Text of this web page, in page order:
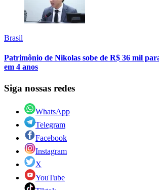
Brasil
Patrimônio de Nikolas sobe de R$ 36 mil
em 4 anos
Siga nossas redes
WhatsApp
Telegram
Facebook
Instagram
X
YouTube